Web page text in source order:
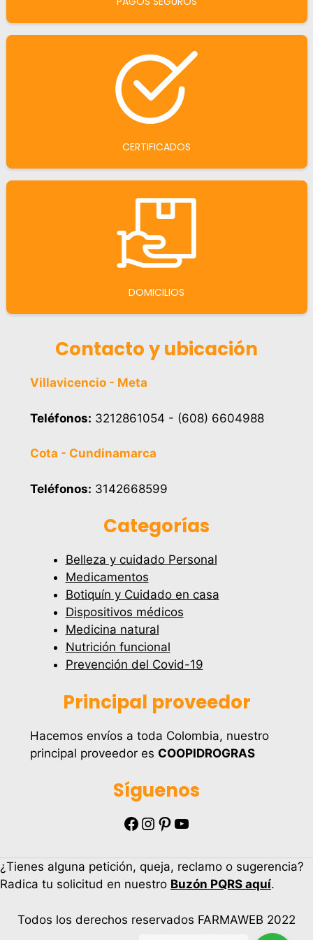
CERTIFICADOS
DOMICILIOS
Contacto y ubicación
Villavicencio - Meta
Teléfonos: 3212861054 - (608) 6604988
Cota - Cundinamarca
Teléfonos: 3142668599
Categorías
Belleza y cuidado Personal
Medicamentos
Botiquín y Cuidado en casa
Dispositivos médicos
Medicina natural
Nutrición funcional
Prevención del Covid-19
Principal proveedor
Hacemos envíos a toda Colombia, nuestro
principal proveedor es COOPIDROGRAS
Síguenos
Facebook Instagram Pinterest YouTube
¿Tienes alguna petición, queja, reclamo o sugerencia?
Radica tu solicitud en nuestro Buzón PQRS aquí.
Todos los derechos reservados FARMAWEB 2022